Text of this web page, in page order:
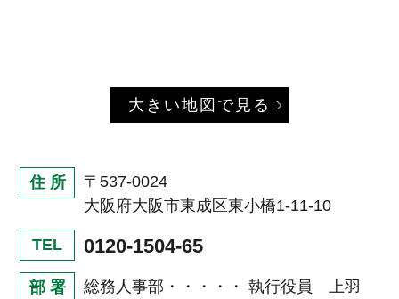
大きい地図で見る
住 所
〒537-0024
大阪府大阪市東成区東小橋1-11-10
TEL 0120-1504-65
部 署
総務人事部・・・・・ 執行役員 上羽